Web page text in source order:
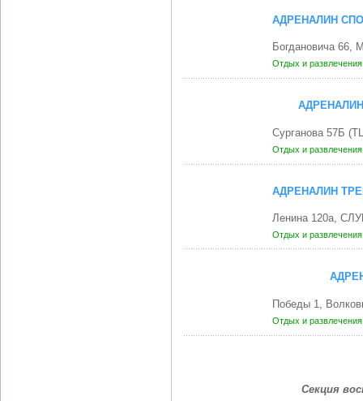
АДРЕНАЛИН
Богдановича 66,
Отдых и
Сурганова 57Б
Отдых и
АДРЕНАЛИН
Ленина 120а,
Отдых и
Победы 1,
Отдых и
Секция